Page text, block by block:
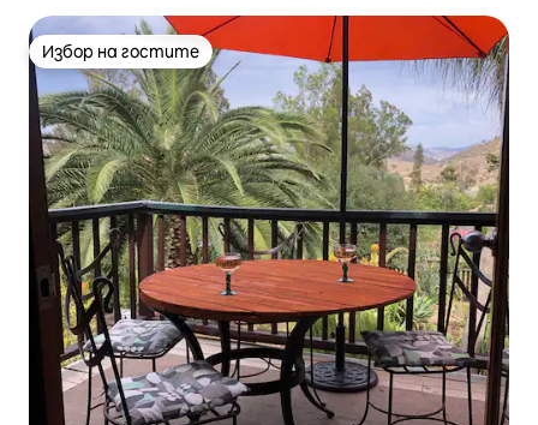
Избор на гостите
Избор на гостите